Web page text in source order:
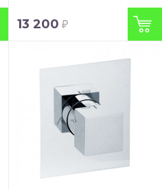
13 200